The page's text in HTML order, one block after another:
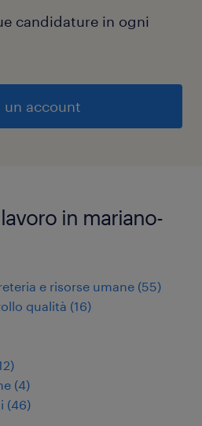
candidature in ogni
un account
in mariano-
e risorse umane (55)
qualità (16)
)
(4)
(46)